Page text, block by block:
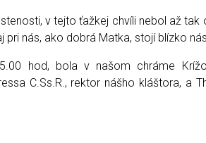
v tejto ťažkej chvíli nebol až tak
pri nás, ako dobrá Matka, stojí blízko
hod, bola v našom chráme
C.Ss.R., rektor nášho kláštora, a